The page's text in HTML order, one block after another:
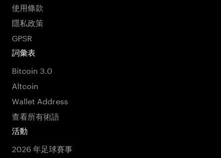
使用條款
隱私政策
GPSR
詞彙表
Bitcoin 3.0
Altcoin
Wallet Address
查看所有術語
活動
2026 年足球賽事